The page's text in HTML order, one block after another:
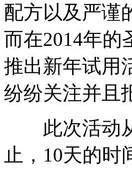
配方以及严谨
而在2014年的
推出新年试用
纷纷关注并且
此次活动从
止，10天的